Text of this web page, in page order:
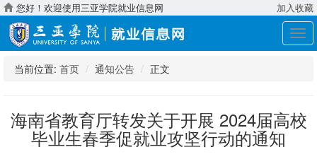
您好！欢迎使用三亚学院就业信息网 加入收藏
展
开
当前位置: 首页 通知公告 正文
海南省教育厅转发关于开展 2024届高校
毕业生春季促就业攻坚行动的通知